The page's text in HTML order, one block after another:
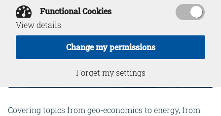
Covering topics from geo-economics to energy, from
Functional Cookies
View details
Change my permissions
Forget my settings